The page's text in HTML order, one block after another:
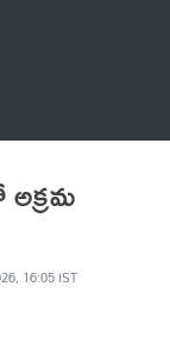
16:05 IST